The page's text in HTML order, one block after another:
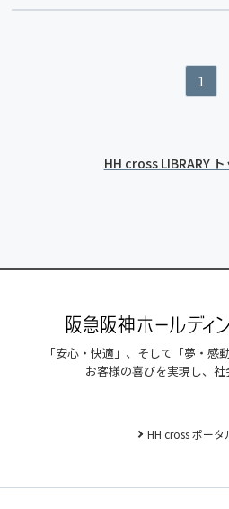
1
HH cross LIBRARY
「安心・快適」、そして「夢・感
お客様の喜びを実現し、社
HH cross ポータ